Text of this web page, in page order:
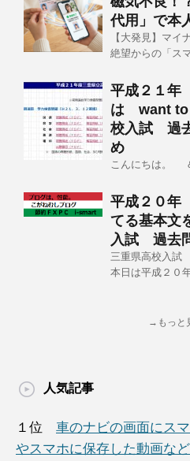
代用」で本
【大発見】マイ
絶望からの「ス
平成２１年
は want to
校入試 過
め
こんにちは。
平成２０年
てる基本文
入試 過
三重県高校入
本日は平成２０
→もっと
人気記事
１位 車のナビの画面にス
やスマホに保存した動画な